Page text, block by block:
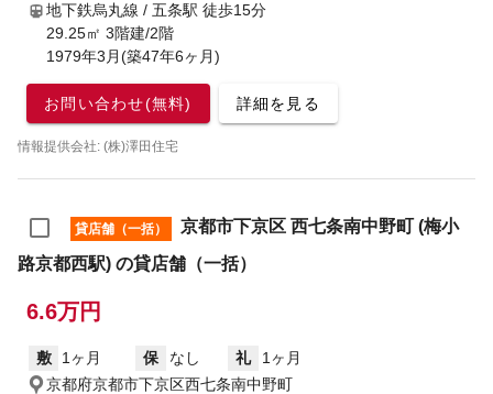
地下鉄烏丸線 / 五条駅 徒歩15分
29.25㎡ 3階建/2階
1979年3月(築47年6ヶ月)
お問い合わせ(無料) 詳細を見る
情報提供会社: (株)澤田住宅
貸店舗（一括）
京都市下京区 西七条南中野町 (梅小
路京都西駅) の貸店舗（一括）
6.6万円
敷 1ヶ月 保 なし 礼
1ヶ月
京都府京都市下京区西七条南中野町